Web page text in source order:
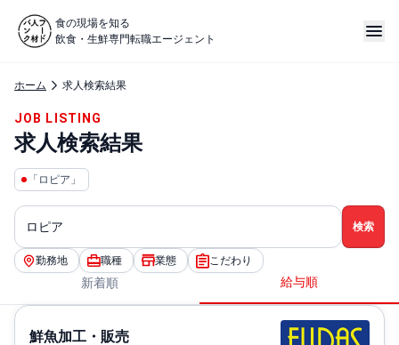
食の現場を知る
飲食・生鮮専門転職エージェント
ホーム 求人検索結果
JOB LISTING
求人検索結果
「ロピア」
勤務地 職種 業態 こだわり
新着順 給与順
鮮魚加工・販売